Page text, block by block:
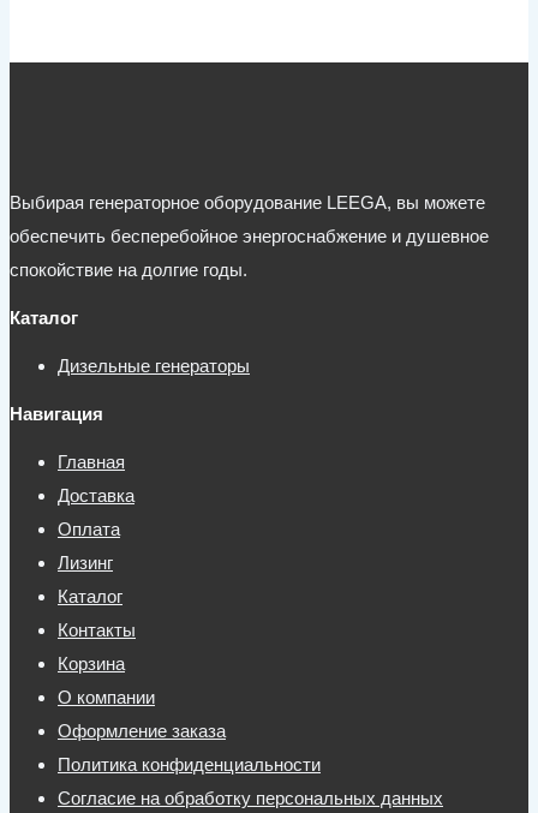
Выбирая генераторное оборудование LEEGA, вы можете
обеспечить бесперебойное энергоснабжение и душевное
спокойствие на долгие годы.
Каталог
Дизельные генераторы
Навигация
Главная
Доставка
Оплата
Лизинг
Каталог
Контакты
Корзина
О компании
Оформление заказа
Политика конфиденциальности
Согласие на обработку персональных данных